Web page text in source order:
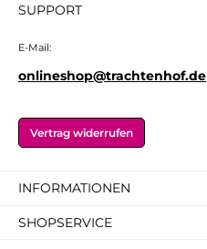
SUPPORT
E-Mail:
onlineshop@trachtenhof.de
Vertrag widerrufen
INFORMATIONEN
SHOPSERVICE